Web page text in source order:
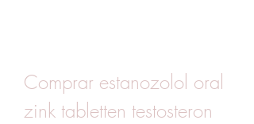
Comprar estanozolol oral
zink tabletten testosteron